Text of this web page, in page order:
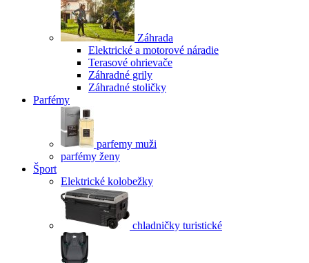
Záhrada
Elektrické a motorové náradie
Terasové ohrievače
Záhradné grily
Záhradné stoličky
Parfémy
parfemy muži
parfémy ženy
Šport
Elektrické kolobežky
chladničky turistické